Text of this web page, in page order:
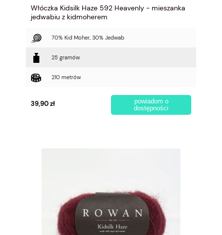
Włóczka Kidsilk Haze 592 Heavenly - mieszanka
jedwabiu z kidmoherem
70% Kid Moher, 30% Jedwab
25 gramów
210 metrów
39,90 zł
powiadom o
dostępności